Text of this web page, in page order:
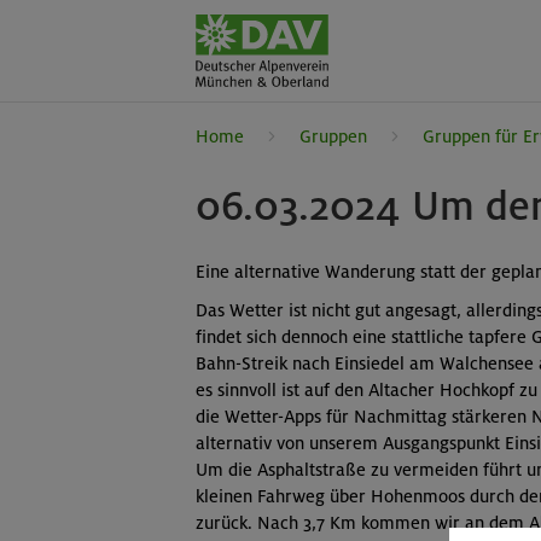
Home Gruppen Gruppen für
06.03.2024 Um
Eine alternative Wanderung statt der
Das Wetter ist nicht gut angesagt,
findet sich dennoch eine stattliche tapfere
Bahn-Streik nach Einsiedel am
es sinnvoll ist auf den Altacher Hochkopf
die Wetter-Apps für Nachmittag stärkeren
alternativ von unserem Ausgangspunkt
Um die Asphaltstraße zu vermeiden führt
kleinen Fahrweg über Hohenmoos durch
zurück. Nach 3,7 Km kommen wir an dem